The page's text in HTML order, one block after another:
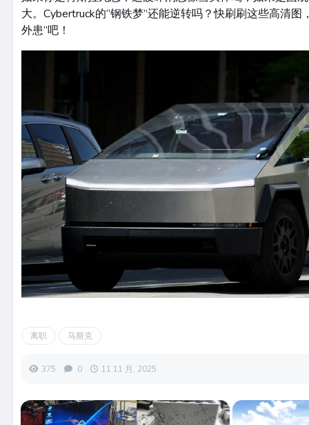
大。Cybertruck的“钢铁梦”还能逆转吗？快刷刷这些高清图
外患”吧！
离职 马斯克
375 0 11 11 月, 2025